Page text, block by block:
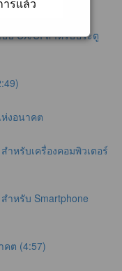
รแล้ว
บ UX/UI สำหรับประตู
งอนาคต
ำหรับเครื่องคอมพิวเตอร์
ำหรับ Smartphone
คต (4:57)